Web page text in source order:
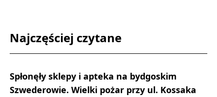
Najczęściej czytane
Spłonęły sklepy i apteka na bydgoskim
Szwederowie. Wielki pożar przy ul. Kossaka